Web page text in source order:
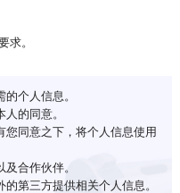
求。
个人信息。
的同意。
您同意之下，将个人信息使用
合作伙伴。
第三方提供相关个人信息。